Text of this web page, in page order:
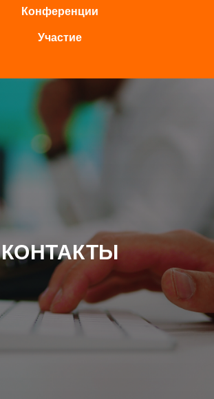
Конференции
Участие
КОНТАКТЫ